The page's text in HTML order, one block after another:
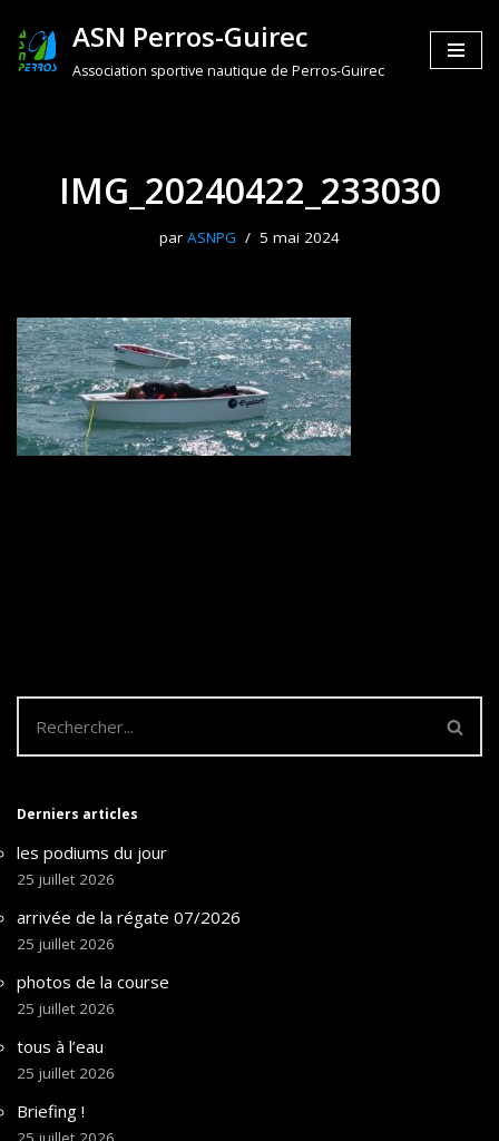
Aller
ASN Perros-Guirec
Association sportive nautique de Perros-Guirec
IMG_20240422_233030
par ASNPG 5 mai 2024
Derniers articles
les podiums du jour
25 juillet 2026
arrivée de la régate 07/2026
25 juillet 2026
photos de la course
25 juillet 2026
tous à l’eau
25 juillet 2026
Briefing !